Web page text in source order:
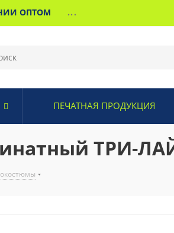
ОПТОМ ...
ПЕЧАТНАЯ ПРОДУКЦИЯ
ТРИ-